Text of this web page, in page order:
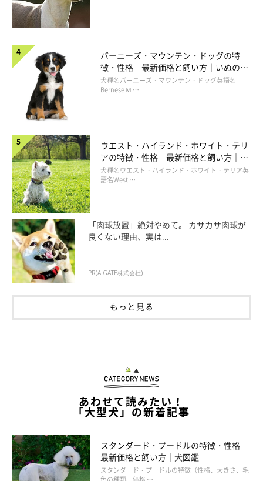
バーニーズ・マウンテン・ドッグの特
徴・性格 最新価格と飼い方｜いぬのき
もち 犬図鑑
犬種名バーニーズ・マウンテン・ドッグ英語名
Bernese M …
ウエスト・ハイランド・ホワイト・テリ
アの特徴・性格 最新価格と飼い方｜い
ぬのきもち 犬図鑑
犬種名ウエスト・ハイランド・ホワイト・テリア英
語名West …
「肉球放置」絶対やめて。 カサカサ肉球が
良くない理由、実は...
PR(AIGATE株式会社)
もっと見る
あわせて読みたい！
「大型犬」の新着記事
スタンダード・プードルの特徴・性格
最新価格と飼い方｜犬図鑑
スタンダード・プードルの特徴（性格、大きさ、毛